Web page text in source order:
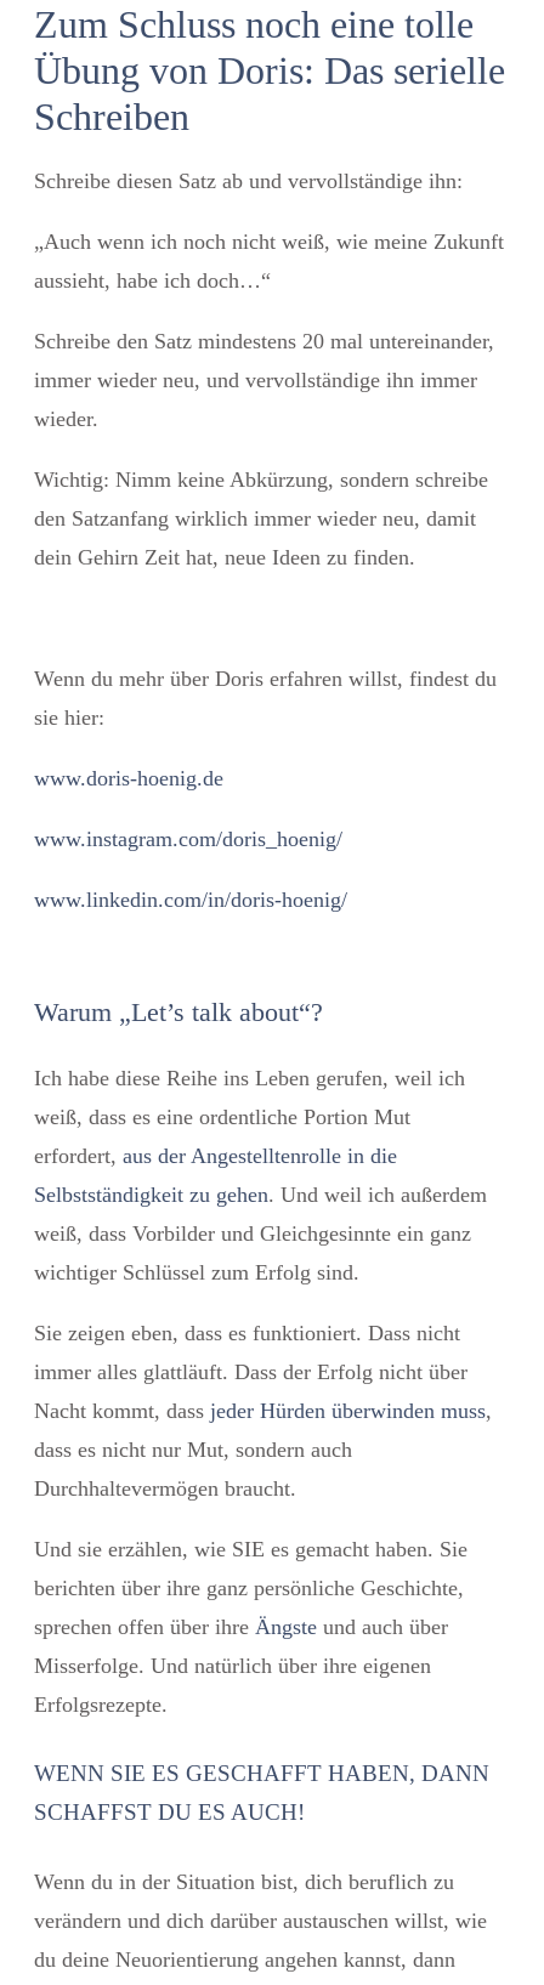
Zum Schluss noch eine tolle
Übung von Doris: Das serielle
Schreiben
Schreibe diesen Satz ab und vervollständige ihn:
„Auch wenn ich noch nicht weiß, wie meine Zukunft
aussieht, habe ich doch…“
Schreibe den Satz mindestens 20 mal untereinander,
immer wieder neu, und vervollständige ihn immer
wieder.
Wichtig: Nimm keine Abkürzung, sondern schreibe
den Satzanfang wirklich immer wieder neu, damit
dein Gehirn Zeit hat, neue Ideen zu finden.
Wenn du mehr über Doris erfahren willst, findest du
sie hier:
www.doris-hoenig.de
www.instagram.com/doris_hoenig/
www.linkedin.com/in/doris-hoenig/
Warum „Let’s talk about“?
Ich habe diese Reihe ins Leben gerufen, weil ich
weiß, dass es eine ordentliche Portion Mut
erfordert, aus der Angestelltenrolle in die
Selbstständigkeit zu gehen. Und weil ich außerdem
weiß, dass Vorbilder und Gleichgesinnte ein ganz
wichtiger Schlüssel zum Erfolg sind.
Sie zeigen eben, dass es funktioniert. Dass nicht
immer alles glattläuft. Dass der Erfolg nicht über
Nacht kommt, dass jeder Hürden überwinden muss,
dass es nicht nur Mut, sondern auch
Durchhaltevermögen braucht.
Und sie erzählen, wie SIE es gemacht haben. Sie
berichten über ihre ganz persönliche Geschichte,
sprechen offen über ihre Ängste und auch über
Misserfolge. Und natürlich über ihre eigenen
Erfolgsrezepte.
WENN SIE ES GESCHAFFT HABEN, DANN
SCHAFFST DU ES AUCH!
Wenn du in der Situation bist, dich beruflich zu
verändern und dich darüber austauschen willst, wie
du deine Neuorientierung angehen kannst, dann